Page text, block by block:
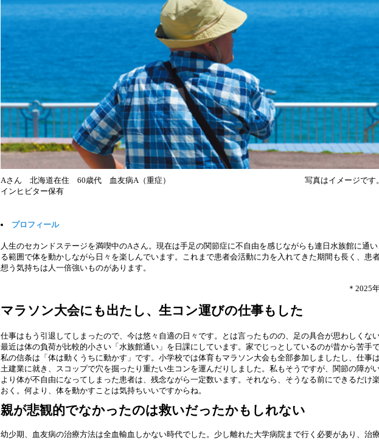
Aさん 北海道在住 60歳代 血友病A（重症）
インヒビター保有
写真はイメージです
プロフィール
人生のセカンドステージを満喫中のAさん。現在は手足の関節症に不自由を感じながらも連日水族館に通
る範囲で体を動かしながら日々を楽しんでいます。これまで患者会活動に力を入れてきた期間も長く、患
想う気持ちは人一倍強いものがあります。
＊2025
マラソン大会にも出たし、生コン運びの仕事もした
仕事はもう引退してしまったので、今は悠々自適の日々です。とは言ったものの、足の具合が思わしくな
最近は体の負荷が比較的小さい「水族館通い」を日課にしています。家でじっとしているのが昔から苦手
私の信条は「体は動くうちに動かす」です。小学校では体育もマラソン大会も全部参加しましたし、仕事
土建業に就き、スコップで穴を掘ったり重たい生コンを運んだりしました。私もそうですが、関節の障が
より体が不自由になってしまった患者は、残念ながら一定数います。それなら、そうなる前にできるだけ
おく。何より、体を動かすことは気持ちいいですからね。
親が悲観的でなかったのは救いだったかもしれない
幼少期、血友病の治療方法は全血輸血しかない時代でした。少し離れた大学病院まで行く必要があり、治